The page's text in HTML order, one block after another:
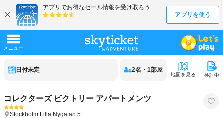
日付未定 2名 ・ 1部屋
地図を見る 検討中
コレクターズ ビクトリー アパートメンツ
Stockholm Lilla Nygatan 5